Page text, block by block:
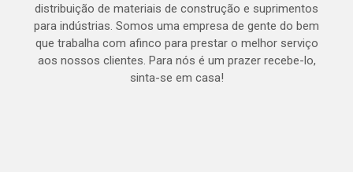
distribuição de materiais de construção e suprimentos
para indústrias. Somos uma empresa de gente do bem
que trabalha com afinco para prestar o melhor serviço
aos nossos clientes. Para nós é um prazer recebe-lo,
sinta-se em casa!